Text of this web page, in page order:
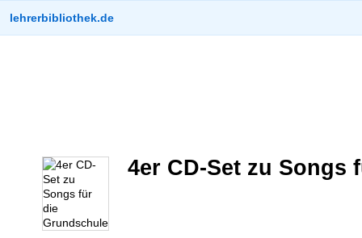
lehrerbibliothek.de
4er CD-Set zu Songs